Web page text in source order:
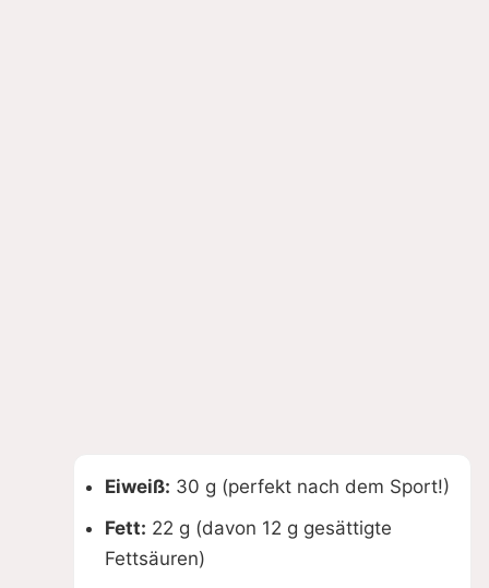
Eiweiß: 30 g (perfekt nach dem Sport!)
Fett: 22 g (davon 12 g gesättigte
Fettsäuren)